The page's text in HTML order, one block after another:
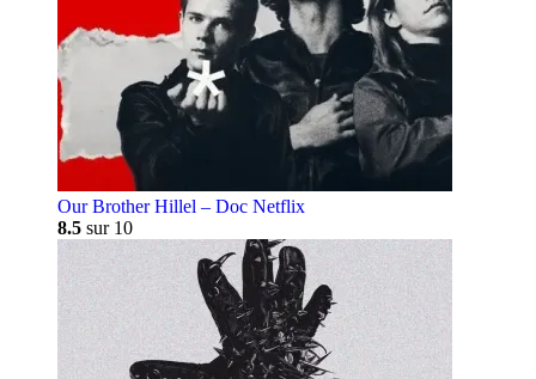
Our Brother Hillel – Doc Netflix
8.5 sur 10